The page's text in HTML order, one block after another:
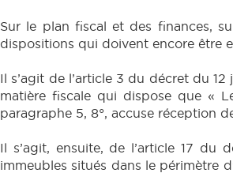
Sur le plan fiscal et des finances,
dispositions qui doivent encore être
Il s’agit de l’article 3 du décret du
matière fiscale qui dispose que «
paragraphe 5, 8°, accuse réception
Il s’agit, ensuite, de l’article 17 du
immeubles situés dans le périmètre